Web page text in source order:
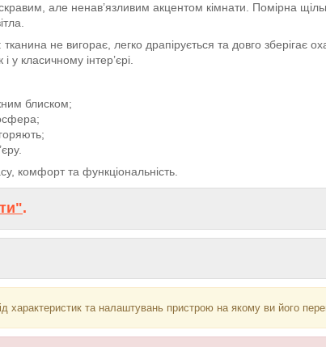
але ненав’язливим акцентом кімнати. Помірна
не вигорає, легко драпірується та довго зберігає
у класичному інтер’єрі.
блиском;
комфорт та функціональність.
.
характеристик та налаштувань пристрою на якому ви його